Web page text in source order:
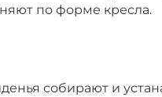
по форме кресла.
собирают и